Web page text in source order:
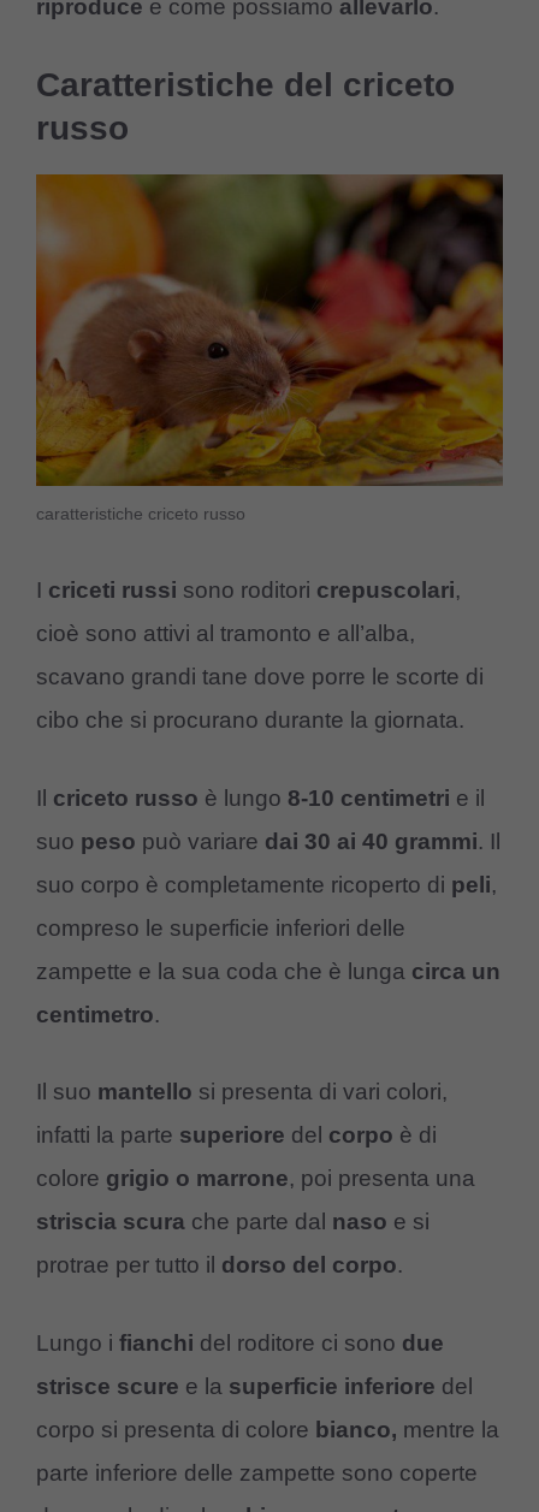
riproduce e come possiamo allevarlo.
Caratteristiche del criceto
russo
caratteristiche criceto russo
I criceti russi sono roditori crepuscolari,
cioè sono attivi al tramonto e all’alba,
scavano grandi tane dove porre le scorte di
cibo che si procurano durante la giornata.
Il criceto russo è lungo 8-10 centimetri e il
suo peso può variare dai 30 ai 40 grammi. Il
suo corpo è completamente ricoperto di peli,
compreso le superficie inferiori delle
zampette e la sua coda che è lunga circa un
centimetro.
Il suo mantello si presenta di vari colori,
infatti la parte superiore del corpo è di
colore grigio o marrone, poi presenta una
striscia scura che parte dal naso e si
protrae per tutto il dorso del corpo.
Lungo i fianchi del roditore ci sono due
strisce scure e la superficie inferiore del
corpo si presenta di colore bianco, mentre la
parte inferiore delle zampette sono coperte